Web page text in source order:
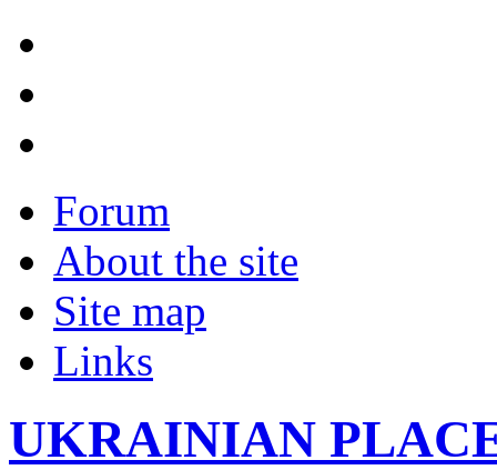
Forum
About the site
Site map
Links
UKRAINIAN